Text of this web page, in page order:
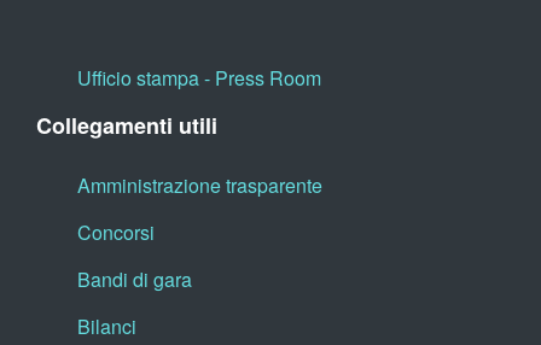
Ufficio stampa - Press Room
Collegamenti utili
Amministrazione trasparente
Concorsi
Bandi di gara
Bilanci